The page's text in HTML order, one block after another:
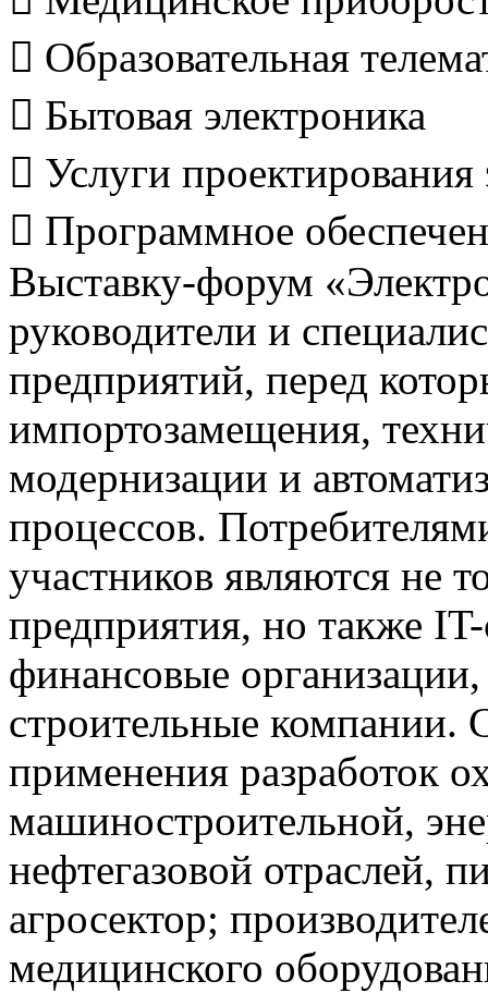
 Образовательная
 Бытовая электроника
 Услуги
 Программное
Выставку-форум
руководители и
предприятий, перед
импортозамещения,
модернизации и
процессов.
участников являются не
предприятия, но также IT-
финансовые
строительные компании.
применения разработок
машиностроительной,
нефтегазовой отраслей,
агросектор;
медицинского